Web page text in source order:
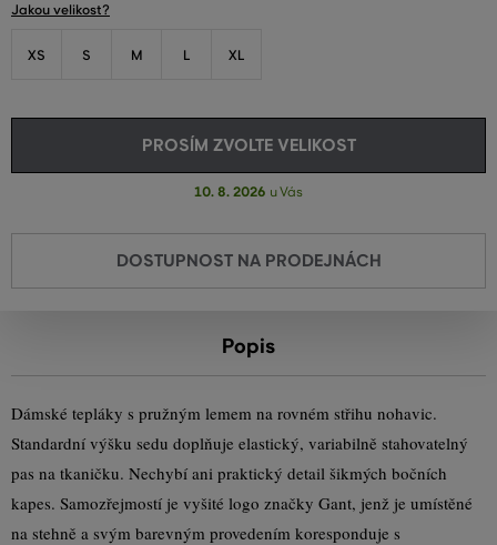
Jakou velikost?
XS S M L XL
PROSÍM ZVOLTE VELIKOST
10. 8. 2026 u Vás
DOSTUPNOST NA PRODEJNÁCH
Popis
Dámské tepláky s pružným lemem na rovném střihu nohavic.
Standardní výšku sedu doplňuje elastický, variabilně stahovatelný
pas na tkaničku. Nechybí ani praktický detail šikmých bočních
kapes. Samozřejmostí je vyšité logo značky Gant, jenž je umístěné
na stehně a svým barevným provedením koresponduje s